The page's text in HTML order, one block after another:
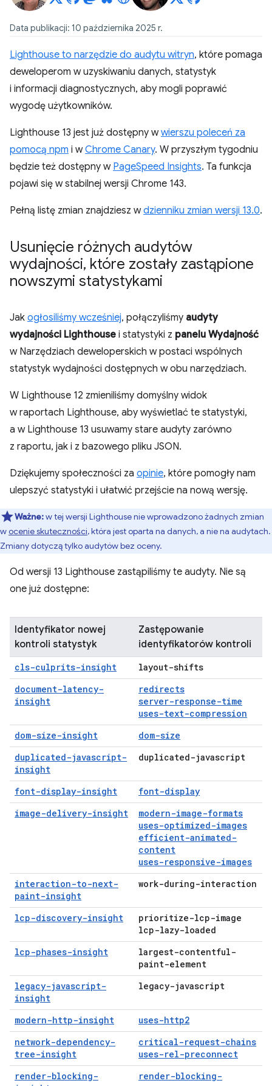
Data publikacji: 10 października 2025 r.
Lighthouse to narzędzie do audytu witryn, które pomaga
deweloperom w uzyskiwaniu danych, statystyk
i informacji diagnostycznych, aby mogli poprawić
wygodę użytkowników.
Lighthouse 13 jest już dostępny wwierszu poleceń za
pomocą npm i wChrome Canary. W przyszłym tygodniu
będzie też dostępny w PageSpeed Insights. Ta funkcja
pojawi się w stabilnej wersji Chrome 143.
Pełną listę zmian znajdziesz wdzienniku zmian wersji 13.0.
Usunięcie różnych audytów
wydajności, które zostały zastąpione
nowszymi statystykami
Jak ogłosiliśmy wcześniej, połączyliśmy audyty
wydajności Lighthouse i statystyki z panelu Wydajność
w Narzędziach deweloperskich w postaci wspólnych
statystyk wydajności dostępnych w obu narzędziach.
W Lighthouse 12 zmieniliśmy domyślny widok
w raportach Lighthouse, aby wyświetlać te statystyki,
a w Lighthouse 13 usuwamy stare audyty zarówno
z raportu, jak i z bazowego pliku JSON.
Dziękujemy społeczności za opinie, które pomogły nam
ulepszyć statystyki i ułatwić przejście na nową wersję.
Ważne:w tej wersji Lighthouse nie wprowadzono żadnych zmian
wocenie skuteczności, która jest oparta na danych, a nie na audytach.
Zmiany dotyczą tylko audytów bez oceny.
Od wersji 13 Lighthouse zastąpiliśmy te audyty. Nie są
one już dostępne:
Identyfikator nowej
kontroli statystyk
Zastępowanie
identyfikatorów kontroli
cls-culprits-insight
layout-shifts
document-latency-
insight
redirects
server-response-time
uses-text-compression
dom-size-insight
dom-size
duplicated-javascript-
insight
duplicated-javascript
font-display-insight
font-display
image-delivery-insight
modern-image-formats
uses-optimized-images
efficient-animated-
content
uses-responsive-images
interaction-to-next-
paint-insight
work-during-interaction
lcp-discovery-insight
prioritize-lcp-image
lcp-lazy-loaded
lcp-phases-insight
largest-contentful-
paint-element
legacy-javascript-
insight
legacy-javascript
modern-http-insight
uses-http2
network-dependency-
tree-insight
critical-request-chains
uses-rel-preconnect
render-blocking-
render-blocking-